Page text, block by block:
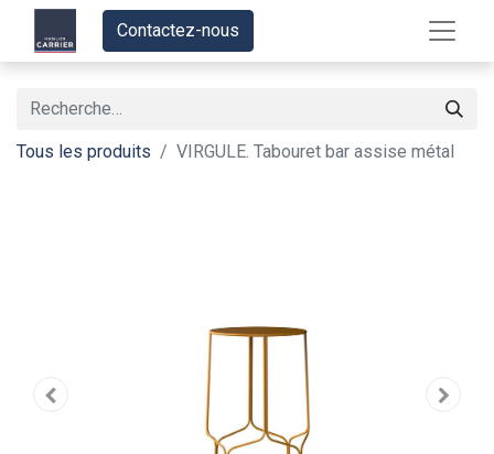
Contactez-nous
Tous les produits VIRGULE. Tabouret bar assise métal